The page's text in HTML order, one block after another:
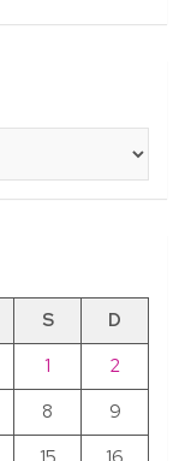
S
D
1
2
8
9